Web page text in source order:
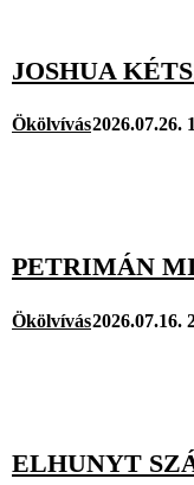
JOSHUA
Ökölvívás2026.07.26.
PETRIMÁN
Ökölvívás2026.07.16.
ELHUNYT